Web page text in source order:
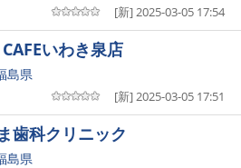
[新] 2025-03-05 17:54
いわき泉店
島県
[新] 2025-03-05 17:51
歯科クリニック
島県